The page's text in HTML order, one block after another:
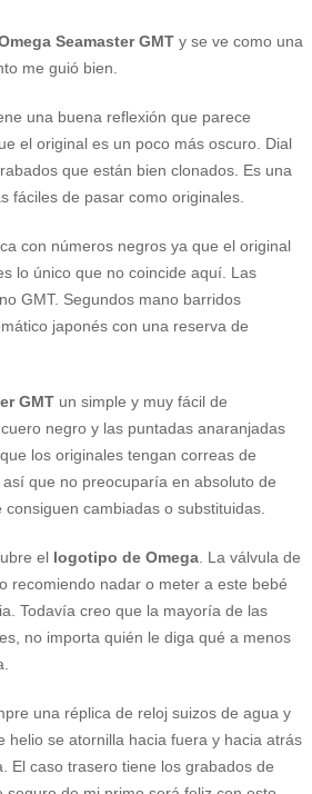
Seamaster GMT y se ve como una
me guió bien.
una buena reflexión que parece
el original es un poco más oscuro. Dial
que están bien clonados. Es una
fáciles de pasar como originales.
con números negros ya que el original
lo único que no coincide aquí. Las
GMT. Segundos mano barridos
japonés con una reserva de
GMT un simple y muy fácil de
negro y las puntadas anaranjadas
los originales tengan correas de
que no preocuparía en absoluto de
cambiadas o substituidas.
el logotipo de Omega. La válvula de
recomiendo nadar o meter a este bebé
Todavía creo que la mayoría de las
no importa quién le diga qué a menos
una réplica de reloj suizos de agua y
se atornilla hacia fuera y hacia atrás
El caso trasero tiene los grabados de